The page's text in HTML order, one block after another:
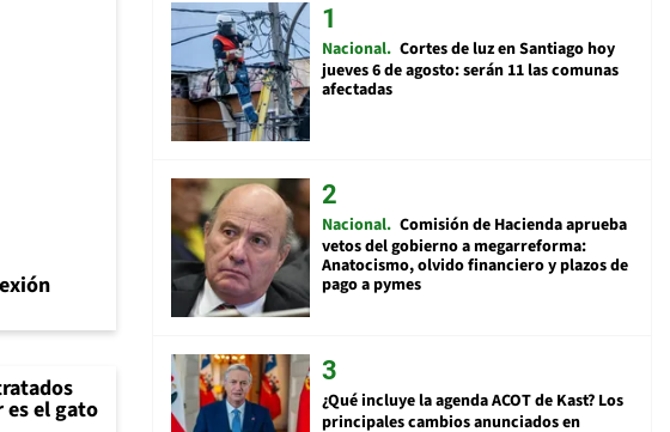
es el gato
Nacional Cortes de luz en Santiago hoy
jueves 6 de agosto: serán 11 las comunas
afectadas
Nacional Comisión de Hacienda aprueba
vetos del gobierno a megarreforma:
Anatocismo, olvido financiero y plazos de
pago a pymes
¿Qué incluye la agenda ACOT de Kast? Los
principales cambios anunciados en